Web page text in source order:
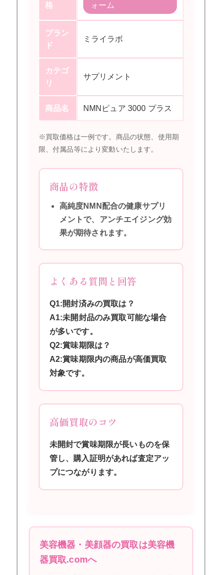
格
ォーム
ブラン
ド
ミライラボ
カテゴ
リ
サプリメント
商品名 NMNピュア 3000 プラス
※買取価格は一例です。商品の状態、使用期
限、付属品等により変動いたします。
商品の特徴
高純度NMN配合の健康サプリ
メントで、アンチエイジング効
果が期待されます。
よくある質問と回答
Q1:開封済みの買取は？
A1:未開封品のみ買取可能な場合
が多いです。
Q2:賞味期限は？
A2:賞味期限内の商品が高価買取
対象です。
高価買取のコツ
未開封で賞味期限が長いものを保
管し、購入証明があれば査定アッ
プにつながります。
美容機器・美顔器の買取は美容機
器買取.comへ